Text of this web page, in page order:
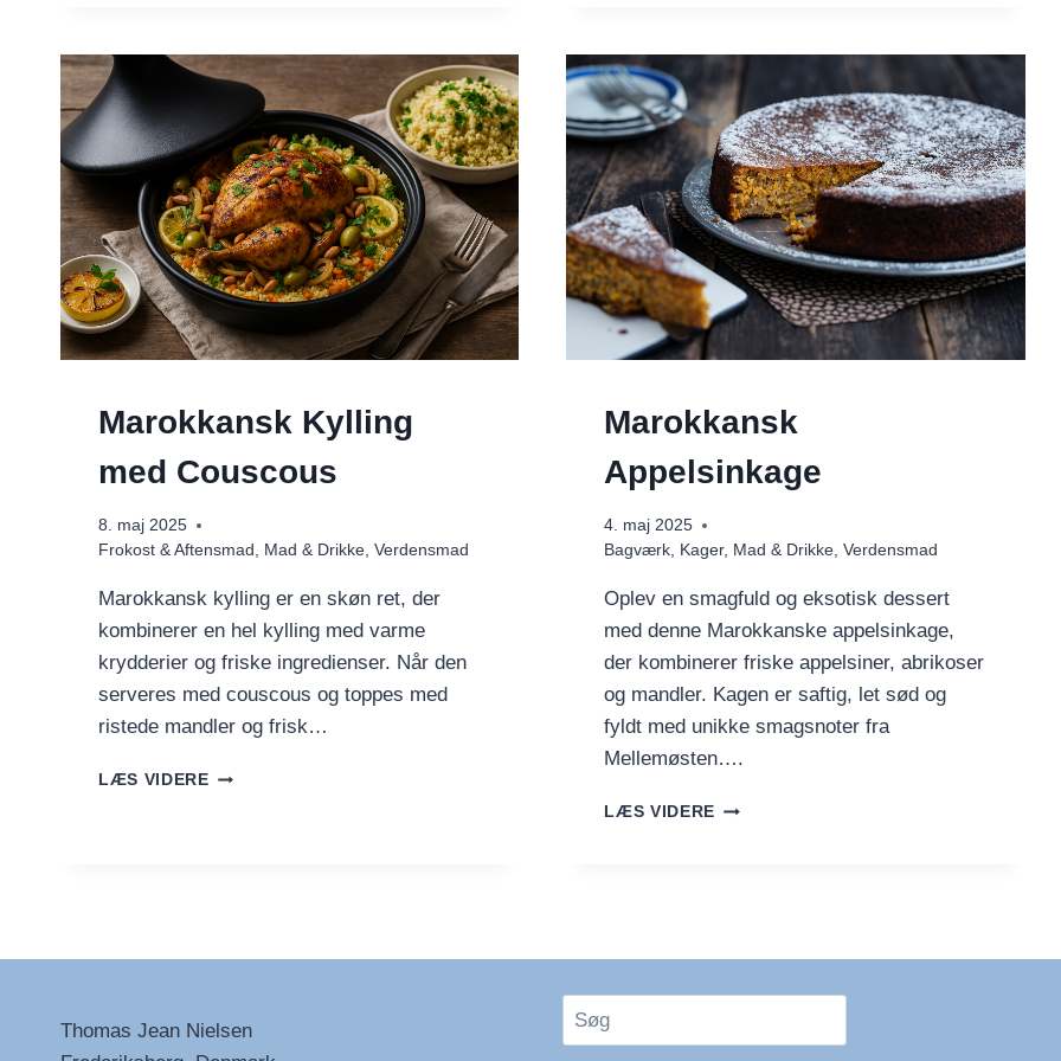
Marokkansk Kylling
med Couscous
8. maj 2025
Frokost & Aftensmad , Mad & Drikke, Verdensmad
Marokkansk kylling er en skøn ret, der
kombinerer en hel kylling med varme
krydderier og friske ingredienser. Når den
serveres med couscous og toppes med
ristede mandler og frisk…
LÆS VIDEREMAROKKANSK
Marokkansk
Appelsinkage
4. maj 2025
Bagværk, Kager, Mad & Drikke,Verdensmad
Oplev en smagfuld og eksotisk dessert
med denne Marokkanske appelsinkage,
der kombinerer friske appelsiner, abrikoser
og mandler. Kagen er saftig, let sød og
fyldt med unikke smagsnoter fra
Mellemøsten….
LÆS VIDERE MAROKKANSK
Thomas Jean Nielsen
Søg